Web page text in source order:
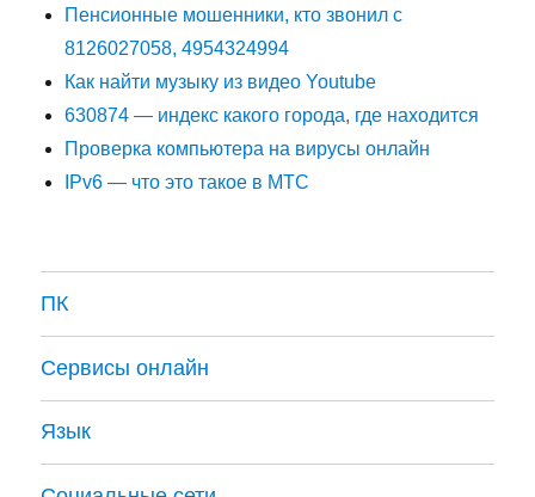
Пенсионные мошенники, кто звонил с
8126027058, 4954324994
Как найти музыку из видео Youtube
630874 — индекс какого города, где находится
Проверка компьютера на вирусы онлайн
IPv6 — что это такое в МТС
ПК
Сервисы онлайн
Язык